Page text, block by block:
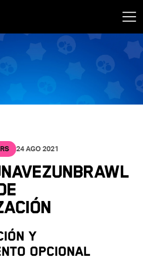
24 AGO 2021
y
opcional